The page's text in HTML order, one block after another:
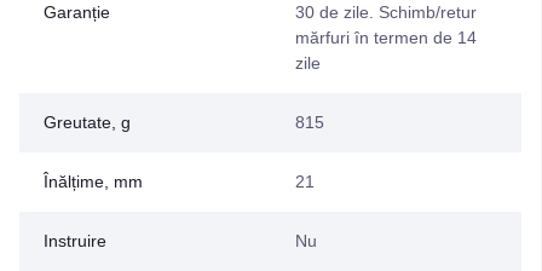
Garanție
30 de zile. Schimb/retur
mărfuri în termen de 14
zile
Greutate, g 815
Înălțime, mm 21
Instruire Nu